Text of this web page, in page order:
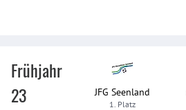
Frühjahr
23
JFG Seenland
1. Platz